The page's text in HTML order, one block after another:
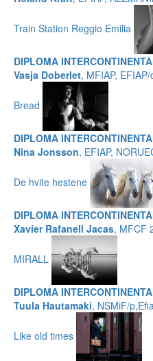
Train Station Reggio Emilia
DIPLOMA
Vasja Doberlet, MFIAP,
Bread
DIPLOMA
Nina Jonsson, EFIAP,
De hvite hestene
DIPLOMA
Xavier Rafanell Jacas, MFCF
MIRALL
DIPLOMA
Tuula Hautamaki, NSMiF/
Like old times